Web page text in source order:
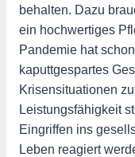
behalten. Dazu
ein hochwertiges
Pandemie hat
kaputtgespartes
Krisensituationen
Leistungsfähigkeit
Eingriffen ins
Leben reagiert